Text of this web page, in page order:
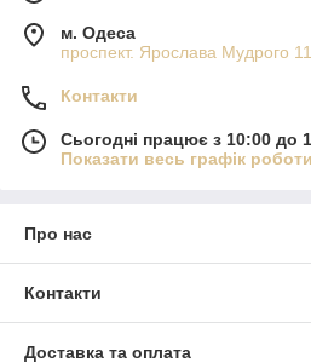
м. Одеса
проспект. Ярослава Мудрого
Контакти
Сьогодні працює з 10:00 до
Показати весь графік роботи
Про нас
Контакти
Доставка та оплата